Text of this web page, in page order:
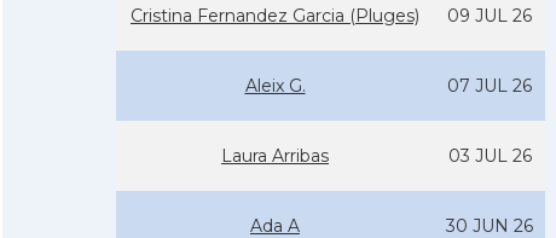
Cristina Fernandez Garcia (Pluges) 09 JUL 26
Aleix G. 07 JUL 26
Laura Arribas 03 JUL 26
Ada A 30 JUN 26